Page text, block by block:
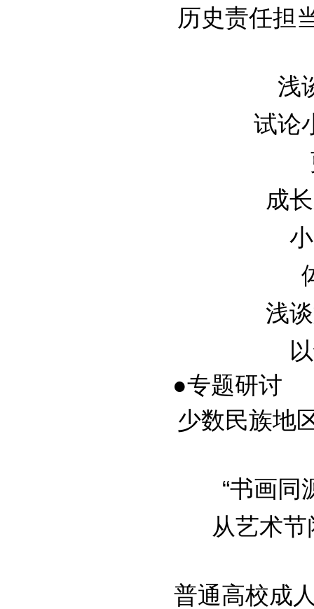
历史责任担
浅
试论
成
浅
●专题研讨
少数民族地
“书画同
从艺术
普通高校成